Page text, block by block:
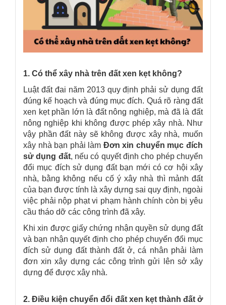
1. Có thể xây nhà trên đất xen kẹt không?
Luật đất đai năm 2013 quy định phải sử dụng đất
đúng kế hoạch và đúng mục đích. Quá rõ ràng đất
xen kẹt phần lớn là đất nông nghiệp, mà đã là đất
nông nghiệp khi không được phép xây nhà. Như
vậy phần đất này sẽ không được xây nhà, muốn
xây nhà bạn phải làm Đơn xin chuyển mục đích
sử dụng đất, nếu có quyết định cho phép chuyển
đổi mục đích sử dụng đất bạn mới có cơ hội xây
nhà, bằng không nếu cố ý xây nhà thì mảnh đất
của bạn được tính là xây dựng sai quy định, ngoài
việc phải nộp phạt vi phạm hành chính còn bị yêu
cầu tháo dỡ các công trình đã xây.
Khi xin được giấy chứng nhận quyền sử dụng đất
và bạn nhận quyết định cho phép chuyển đổi mục
đích sử dụng đất thành đất ở, cá nhân phải làm
đơn xin xây dựng các công trình gửi lên sở xây
dựng để được xây nhà.
2. Điều kiện chuyển đổi đất xen kẹt thành đất ở